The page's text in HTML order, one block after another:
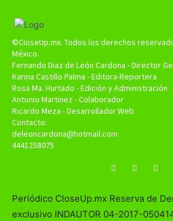
©CloseUp.mx. Todos los derechos
México.
Fernando Diaz de León Cardona - Director
Karina Castillo Palma - Editora-Reportera
Rosa Ma. Hurtado - Edición y Administración
Antonio Martinez - Colaborador
Ricardo Meza - Desarrollador Web
Contacto:
deleoncardona@hotmail.com
4441258075
Periódico CloseUp.mx Reserva de
exclusivo INDAUTOR 04-2017-